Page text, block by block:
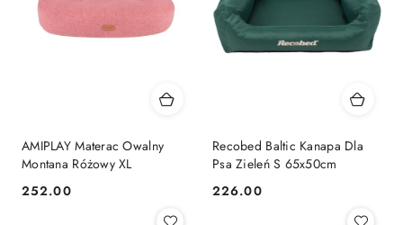
AMIPLAY Materac Owalny
Montana Różowy XL
Cena:
252.00
Recobed Baltic Kanapa Dla
Psa Zieleń S 65x50cm
Cena:
226.00